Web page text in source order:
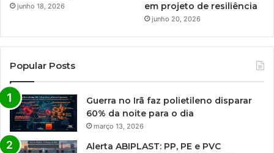
junho 18, 2026
em projeto de resiliência
junho 20, 2026
Popular Posts
Guerra no Irã faz polietileno disparar
60% da noite para o dia
março 13, 2026
Alerta ABIPLAST: PP, PE e PVC